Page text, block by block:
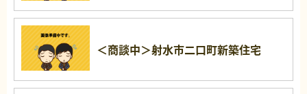
＜商談中＞射水市二口町新築住宅